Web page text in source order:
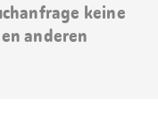
keine
anderen